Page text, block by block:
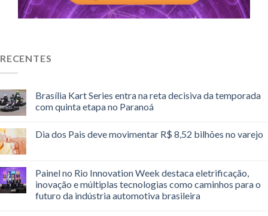
RECENTES
Brasília Kart Series entra na reta decisiva da temporada
com quinta etapa no Paranoá
Dia dos Pais deve movimentar R$ 8,52 bilhões no varejo
Painel no Rio Innovation Week destaca eletrificação,
inovação e múltiplas tecnologias como caminhos para o
futuro da indústria automotiva brasileira